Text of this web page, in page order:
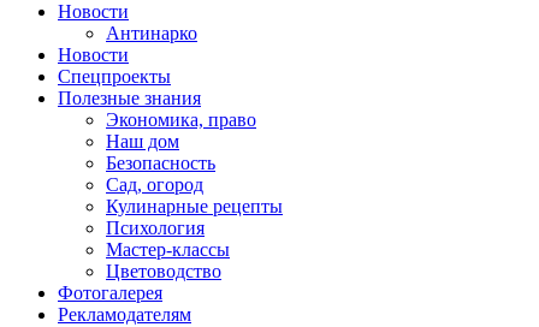
Новости
Антинарко
Новости
Спецпроекты
Полезные знания
Экономика, право
Наш дом
Безопасность
Сад, огород
Кулинарные рецепты
Психология
Мастер-классы
Цветоводство
Фотогалерея
Рекламодателям